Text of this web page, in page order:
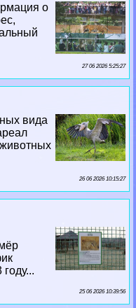
о
27 06 2026 5:25:27
вида
26 06 2026 10:15:27
25 06 2026 10:39:56